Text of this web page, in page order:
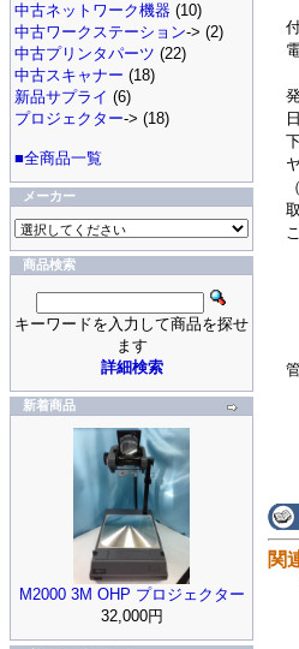
関
中古ネットワーク機器 (10)
中古ワークステーション-> (2)
中古プリンタパーツ (22)
中古スキャナー (18)
新品サプライ (6)
プロジェクター-> (18)
■全商品一覧
メーカー
商品検索
キーワードを入力して商品を探せ
ます
詳細検索
新着商品
M2000 3M OHP プロジェクター
32,000円